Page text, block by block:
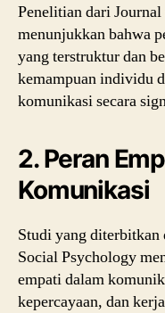
Penelitian dari
menunjukkan bahwa
yang terstruktur dan
kemampuan individu
komunikasi secara
2. Peran
Komunikasi
Studi yang diterbitkan
Social Psychology
empati dalam
kepercayaan, dan